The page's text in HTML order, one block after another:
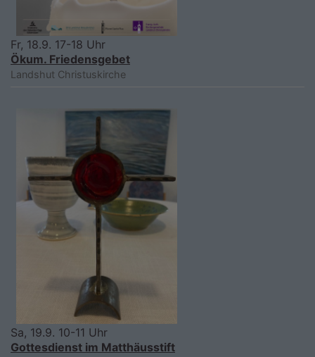
Fr, 18.9. 17-18 Uhr
Ökum. Friedensgebet
Landshut Christuskirche
Sa, 19.9. 10-11 Uhr
Gottesdienst im Matthäusstift